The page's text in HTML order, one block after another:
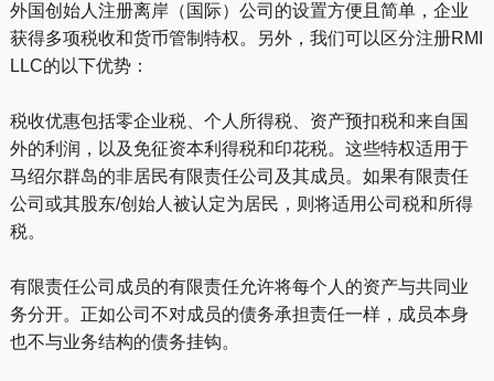
外国创始人注册离岸（国际）公司的设置方便且简单，企业
获得多项税收和货币管制特权。另外，我们可以区分注册RMI
LLC的以下优势：
税收优惠包括零企业税、个人所得税、资产预扣税和来自国
外的利润，以及免征资本利得税和印花税。这些特权适用于
马绍尔群岛的非居民有限责任公司及其成员。如果有限责任
公司或其股东/创始人被认定为居民，则将适用公司税和所得
税。
有限责任公司成员的有限责任允许将每个人的资产与共同业
务分开。正如公司不对成员的债务承担责任一样，成员本身
也不与业务结构的债务挂钩。